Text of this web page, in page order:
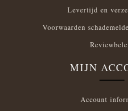
Levertijd en
Voorwaarden
MIJN
Account